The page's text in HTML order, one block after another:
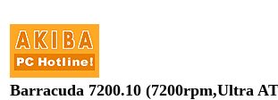
Barracuda 7200.10 (7200rpm,Ultra